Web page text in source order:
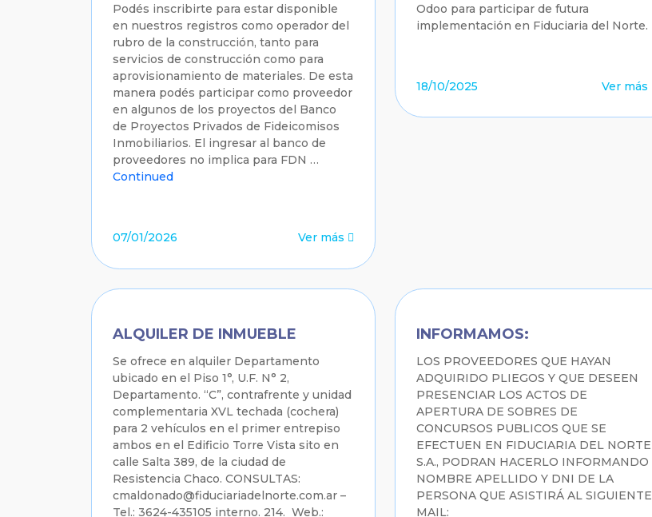
Podés inscribirte para estar disponible
en nuestros registros como operador del
rubro de la construcción, tanto para
servicios de construcción como para
aprovisionamiento de materiales. De esta
manera podés participar como proveedor
en algunos de los proyectos del Banco
de Proyectos Privados de Fideicomisos
Inmobiliarios. El ingresar al banco de
proveedores no implica para FDN …
Continued
07/01/2026 Ver más
Odoo para participar de futura
implementación en Fiduciaria del Norte.
18/10/2025 Ver más
ALQUILER DE INMUEBLE
Se ofrece en alquiler Departamento
ubicado en el Piso 1°, U.F. N° 2,
Departamento. “C”, contrafrente y unidad
complementaria XVL techada (cochera)
para 2 vehículos en el primer entrepiso
ambos en el Edificio Torre Vista sito en
calle Salta 389, de la ciudad de
Resistencia Chaco. CONSULTAS:
cmaldonado@fiduciariadelnorte.com.ar –
Tel.: 3624-435105 interno. 214. Web.:
INFORMAMOS:
LOS PROVEEDORES QUE HAYAN
ADQUIRIDO PLIEGOS Y QUE DESEEN
PRESENCIAR LOS ACTOS DE
APERTURA DE SOBRES DE
CONCURSOS PUBLICOS QUE SE
EFECTUEN EN FIDUCIARIA DEL NORTE
S.A., PODRAN HACERLO INFORMANDO
NOMBRE APELLIDO Y DNI DE LA
PERSONA QUE ASISTIRÁ AL SIGUIENTE
MAIL: